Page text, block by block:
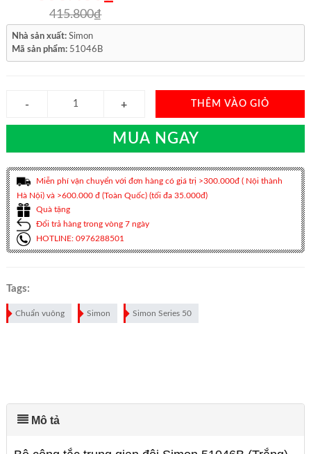
415.800₫
Nhà sản xuất: Simon
Mã sản phẩm: 51046B
THÊM VÀO GIỎ
MUA NGAY
Miễn phí vận chuyển với đơn hàng có giá trị >300.000đ ( Nội thành
Hà Nội) và >600.000 đ (Toàn Quốc) (tối đa 35.000đ)
Quà tặng
Đổi trả hàng trong vòng 7 ngày
HOTLINE: 0976288501
Tags:
Chuẩn vuông Simon Simon Series 50
Mô tả